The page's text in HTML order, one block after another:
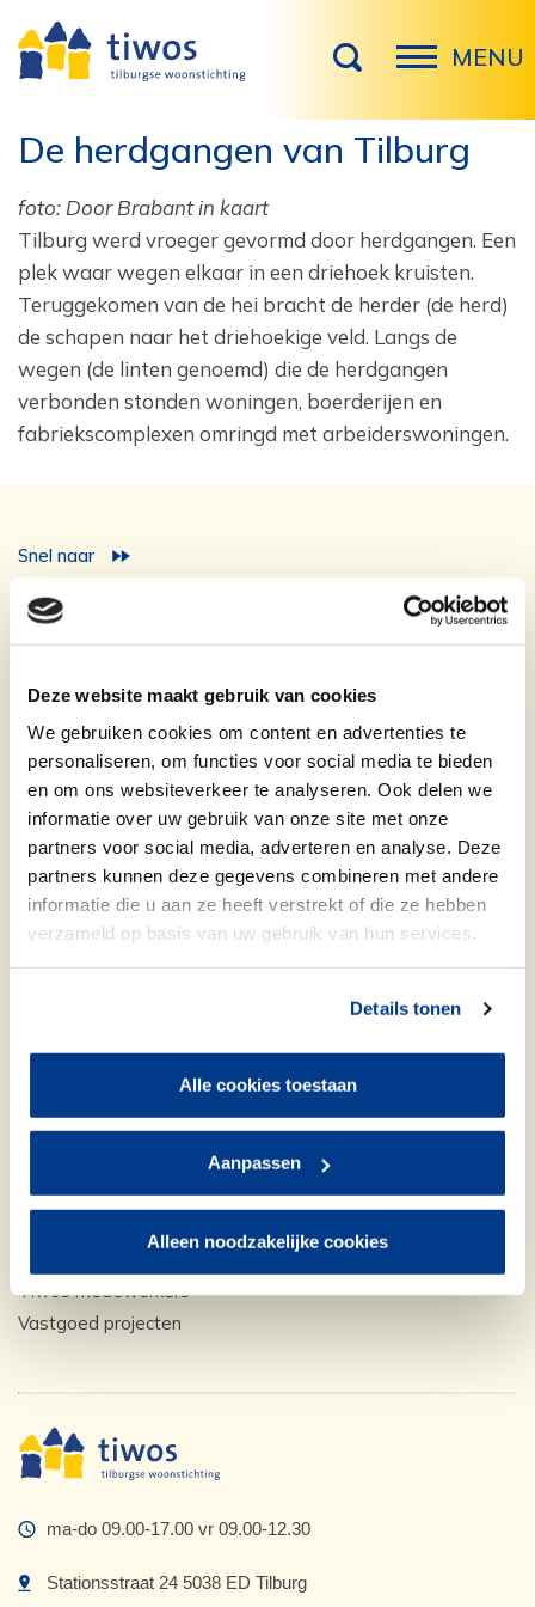
Deze website maakt gebruik van cookies
We gebruiken cookies om content en advertenties te
personaliseren, om functies voor social media te bieden
en om ons websiteverkeer te analyseren. Ook delen we
informatie over uw gebruik van onze site met onze
partners voor social media, adverteren en analyse. Deze
partners kunnen deze gegevens combineren met andere
informatie die u aan ze heeft verstrekt of die ze hebben
verzameld op basis van uw gebruik van hun services.
Details tonen
Alle cookies toestaan
Aanpassen
Alleen noodzakelijke cookies
MENU
De herdgangen van Tilburg
foto: Door Brabant in kaart
Tilburg werd vroeger gevormd door herdgangen. Een
plek waar wegen elkaar in een driehoek kruisten.
Teruggekomen van de hei bracht de herder (de herd)
de schapen naar het driehoekige veld. Langs de
wegen (de linten genoemd) die de herdgangen
verbonden stonden woningen, boerderijen en
fabriekscomplexen omringd met arbeiderswoningen.
Snel naar
Contact
Storing doorgeven
Veelgestelde vragen
Ik zoek
Huurwoning in Tilburg
Woningruil
Woningaanbod (WiZ)
Huurtoeslag aanvragen
Huur opzeggen
In de wijk
Tiwos medewerkers
Vastgoed projecten
ma-do 09.00-17.00 vr 09.00-12.30
Stationsstraat 24 5038 ED Tilburg